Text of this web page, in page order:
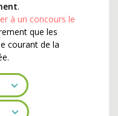
.
à un concours le
que les
courant de la